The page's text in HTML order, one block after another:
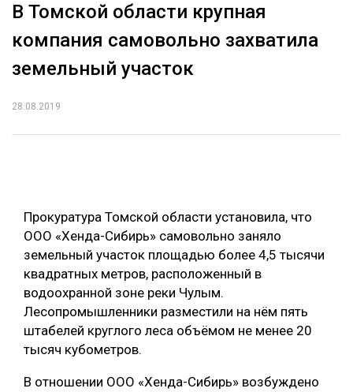
РЕКЛАМОДАТЕЛЯМ
ЛЕСНОЕ ХОЗЯЙСТВО
ЛЕСОЗАГОТОВКА
БИОЭНЕРГЕТИКА
ЛЕСОВОССТАНОВЛЕНИЕ И ЗАЩИТА
ЛОГИСТИКА
ПРОИЗВОДСТВО ДРЕВЕСНЫХ ПЛИТ
ЦБП
КОМПЛЕКСНАЯ ПЕРЕРАБОТКА
ТЕМАТИЧЕСКИЕ ПРОЕКТЫ
ПОДБОРКИ СТАТЕЙ
В Томской области крупная
компания самовольно захватила
земельный участок
28.08.2019
Прокуратура Томской области установила, что
ООО «Хенда-Сибирь» самовольно заняло
земельный участок площадью более 4,5 тысячи
квадратных метров, расположенный в
водоохранной зоне реки Чулым.
Лесопромышленники разместили на нём пять
штабелей круглого леса объёмом не менее 20
тысяч кубометров.
В отношении ООО «Хенда-Сибирь» возбуждено